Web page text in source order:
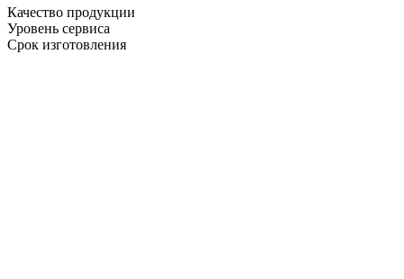
Качество продукции
Уровень сервиса
Срок изготовления